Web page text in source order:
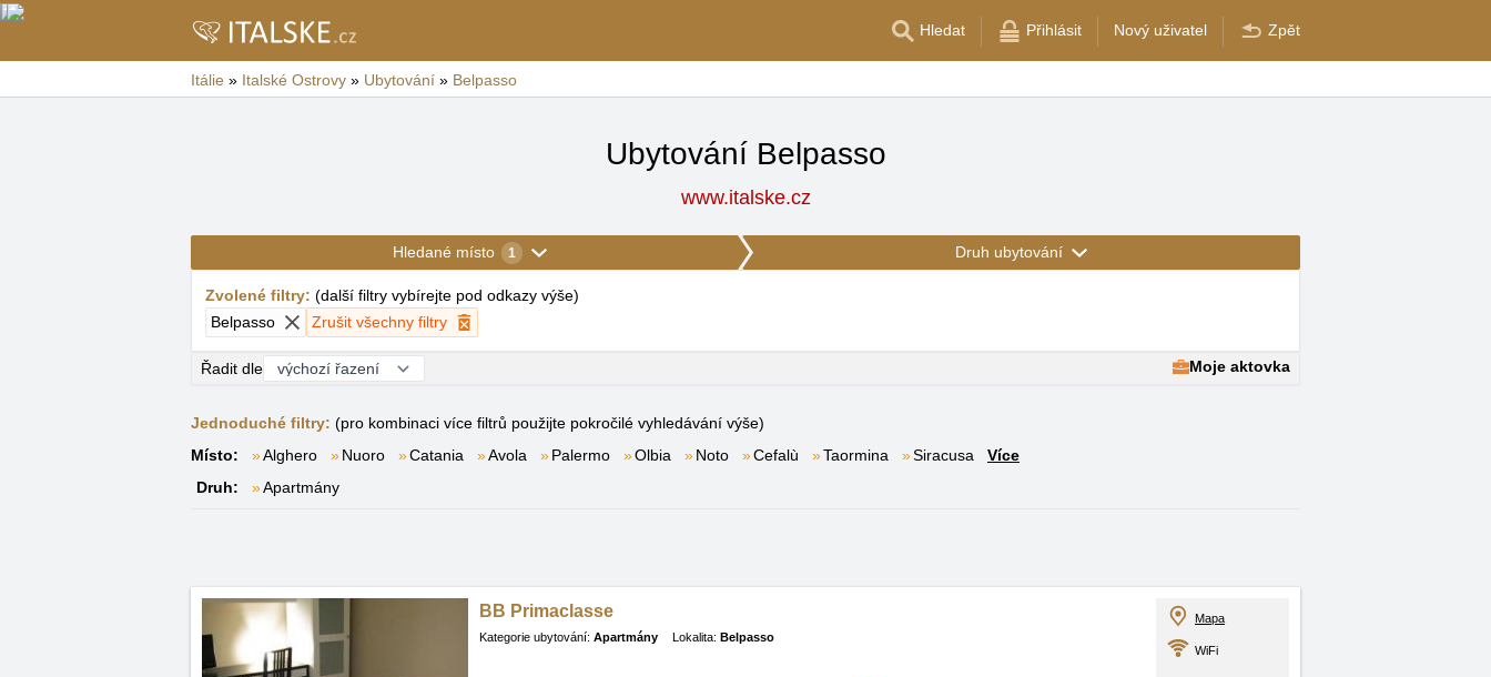
Hledat Přihlásit Nový uživatel Zpět
Itálie » Italské Ostrovy » Ubytování » Belpasso
Ubytování Belpasso
www.italske.cz
Hledané místo 1 Druh ubytování
Zvolené filtry: (další filtry vybírejte pod odkazy výše)
Belpasso
Zrušit všechny filtry
Řadit dle Moje aktovka
Jednoduché filtry: (pro kombinaci více filtrů použijte pokročilé vyhledávání výše)
Místo:
Alghero Nuoro Catania Avola Palermo Olbia Noto Cefalù Taormina Siracusa
Více
Druh:
Apartmány
BB Primaclasse
Kategorie ubytování: Apartmány Lokalita: Belpasso
Mapa
WiFi